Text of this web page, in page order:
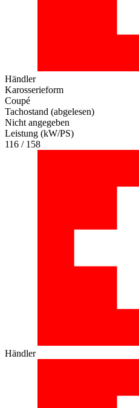
Händler
Karosserieform
Coupé
Tachostand (abgelesen)
Nicht angegeben
Leistung (kW/PS)
116 / 158
Händler